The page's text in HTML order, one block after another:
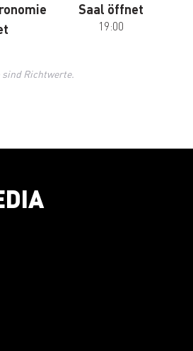
Saal öffnet
19:00
sind Richtwerte.